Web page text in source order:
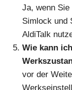
Ja, wenn
Simlock und
AldiTalk
Wie kann
vor der